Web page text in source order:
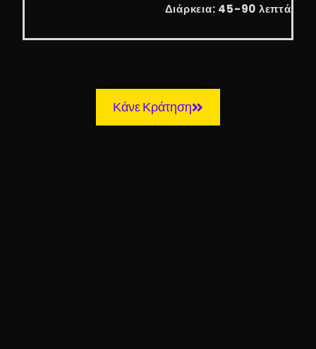
Διάρκεια: 45-90 λεπτά
Κάνε Κράτηση